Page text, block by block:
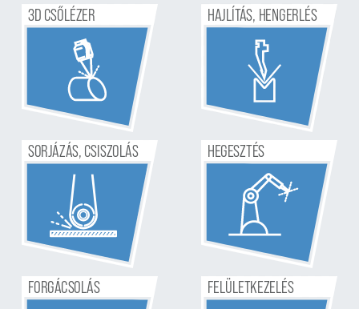
3DCSŐLÉZER HAJLÍTÁS, HENGERLÉS
SORJÁZÁS, CSISZOLÁS HEGESZTÉS
FORGÁCSOLÁS FELÜLETKEZELÉS